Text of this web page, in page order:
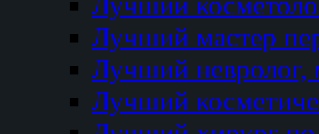
Лучший мастер
Лучший невролог,
Лучший